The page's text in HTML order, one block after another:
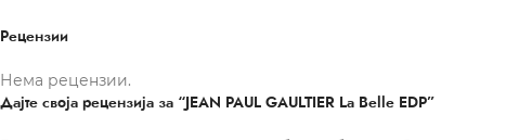
Рецензии
Нема рецензии.
Дајте своја рецензија за “JEAN PAUL GAULTIER La Belle EDP”